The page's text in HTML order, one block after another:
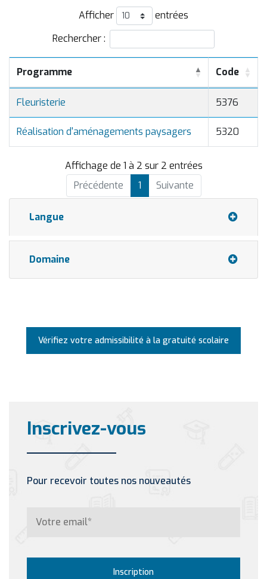
Afficher
entrées
Rechercher :
Programme Code
Fleuristerie 5376
Réalisation d'aménagements paysagers 5320
Affichage de 1 à 2 sur 2 entrées
Précédente
1 Suivante
Langue
Domaine
Vérifiez votre admissibilité à la gratuité scolaire
Inscrivez-vous
Pour recevoir toutes nos nouveautés
Inscription